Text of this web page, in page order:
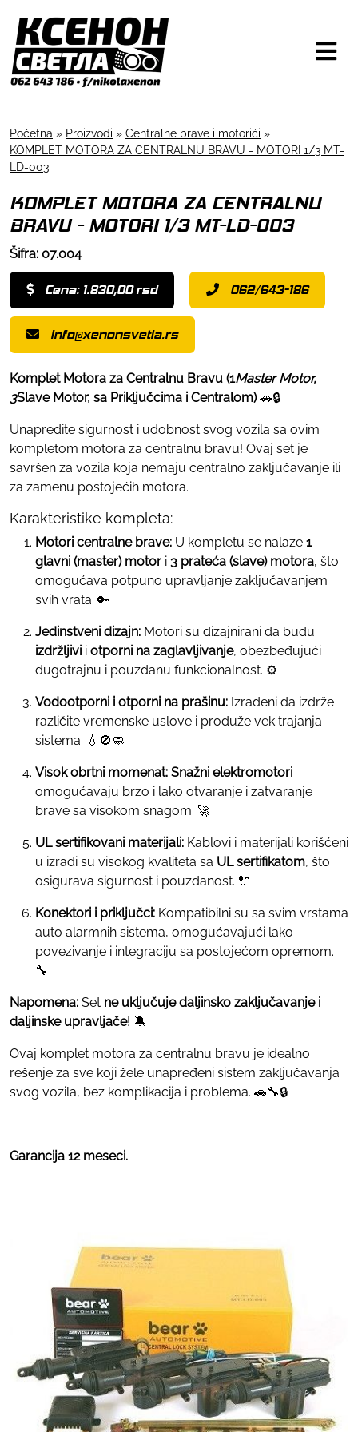
Početna » Proizvodi » Centralne brave i motorići »
KOMPLET MOTORA ZA CENTRALNU BRAVU - MOTORI 1/3 MT-
LD-003
KOMPLET MOTORA ZA CENTRALNU
BRAVU - MOTORI 1/3 MT-LD-003
Šifra: 07.004
Cena: 1.830,00 rsd 062/643-186
info@xenonsvetla.rs
Komplet Motora za Centralnu Bravu (1Master Motor,
3Slave Motor, sa Priključcima i Centralom)🚗🔒
Unapredite sigurnost i udobnost svog vozila sa ovim
kompletom motora za centralnu bravu! Ovaj set je
savršen za vozila koja nemaju centralno zaključavanje ili
za zamenu postojećih motora.
Karakteristike kompleta:
Motori centralne brave: U kompletu se nalaze 1
glavni (master) motor i 3 prateća (slave) motora, što
omogućava potpuno upravljanje zaključavanjem
svih vrata. 🔑
Jedinstveni dizajn: Motori su dizajnirani da budu
izdržljivi i otporni na zaglavljivanje, obezbeđujući
dugotrajnu i pouzdanu funkcionalnost. ⚙️
Vodootporni i otporni na prašinu: Izrađeni da izdrže
različite vremenske uslove i produže vek trajanja
sistema. 💧🚫🧼
Visok obrtni momenat: Snažni elektromotori
omogućavaju brzo i lako otvaranje i zatvaranje
brave sa visokom snagom. 🚀
UL sertifikovani materijali: Kablovi i materijali korišćeni
u izradi su visokog kvaliteta sa UL sertifikatom, što
osigurava sigurnost i pouzdanost. 🔌
Konektori i priključci: Kompatibilni su sa svim vrstama
auto alarmnih sistema, omogućavajući lako
povezivanje i integraciju sa postojećom opremom.
🔧
Napomena: Set ne uključuje daljinsko zaključavanje i
daljinske upravljače! 🔕
Ovaj komplet motora za centralnu bravu je idealno
rešenje za sve koji žele unapređeni sistem zaključavanja
svog vozila, bez komplikacija i problema. 🚗🔧🔒
Garancija 12 meseci.